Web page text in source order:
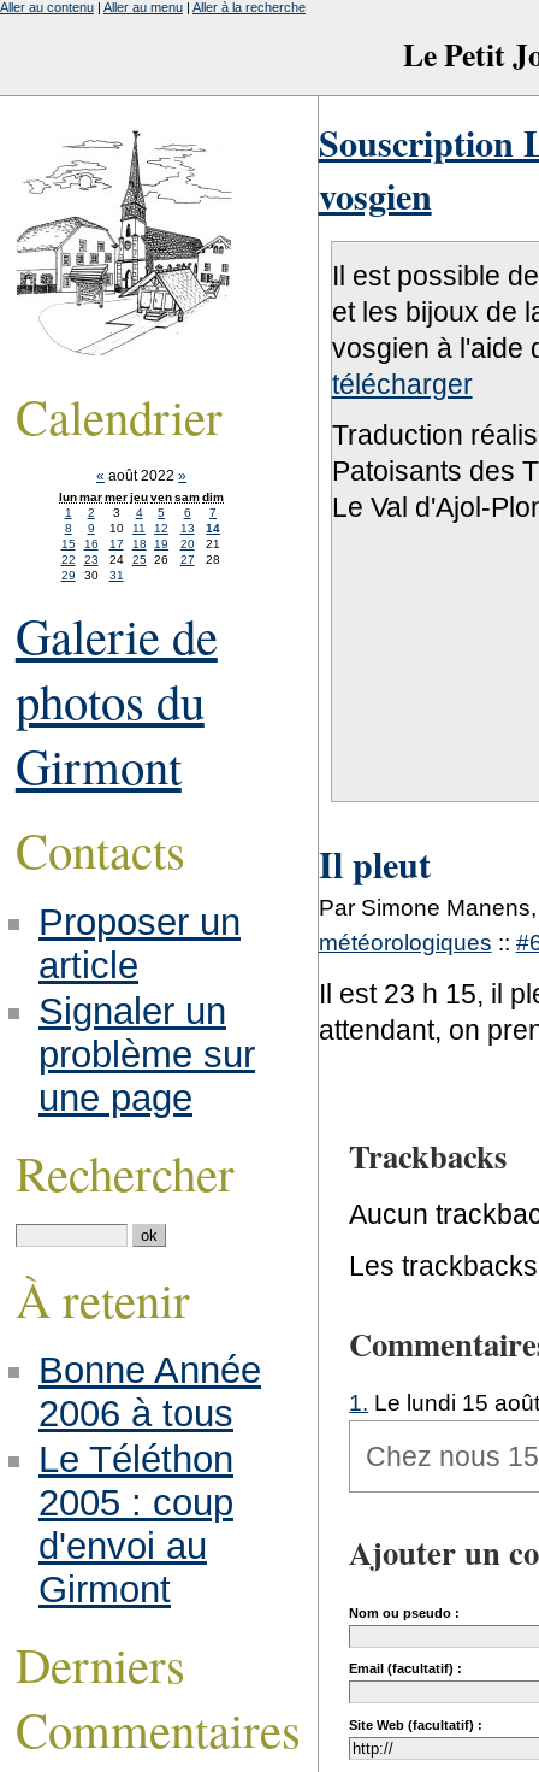
Le Petit
Aller au contenu | Aller au menu | Aller à la recherche
Souscription
vosgien
Il est possible
et les bijoux de
vosgien à l'aide
télécharger
Traduction
Patoisants des
Le Val d'Ajol-
Il pleut
Par Simone
météorologiques ::
Il est 23 h 15, il
attendant, on
Trackbacks
Aucun
Les
1. Le lundi 15
Chez nous
Ajouter un
Nom ou pseudo :
Email (facultatif) :
Site Web (facultatif) :
Calendrier
« août 2022»
lunmarmerjeuvensamdim
1
2 3 4 5 6
7
8
9 10 11 12 13
14
15
16 17 18 19 20
21
22
23 24 25 26 27
28
29
30 31
Galerie de
photos du
Girmont
Contacts
Proposer un
article
Signaler un
problème sur
une page
Rechercher
À retenir
Bonne Année
2006 à tous
Le Téléthon
2005 : coup
d'envoi au
Girmont
Derniers
Commentaires